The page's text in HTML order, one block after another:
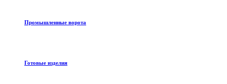
Промышленные ворота
Готовые изделия